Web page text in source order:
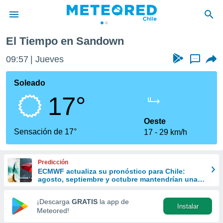
de
por
que se
calidad.
a este
las
y
forma
digital
basada
El Tiempo en Sandown
09:57 Jueves ...
Soleado
17°
Sensación de 17°
Oeste
17
29 km/h
Predicción
ECMWF actualiza su pronóstico para Chile:
agosto, septiembre y octubre mantendrían una
¡Descarga GRATIS la app de
Meteored!
Instalar